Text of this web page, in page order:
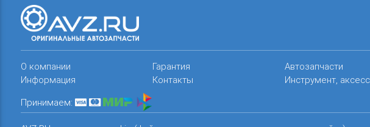
О компании
Информация
Гарантия
Контакты
Автозапчасти
Инструмент,
Принимаем: